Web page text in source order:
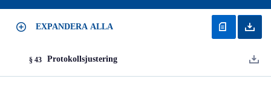
EXPANDERA ALLA
§ 43 Protokollsjustering